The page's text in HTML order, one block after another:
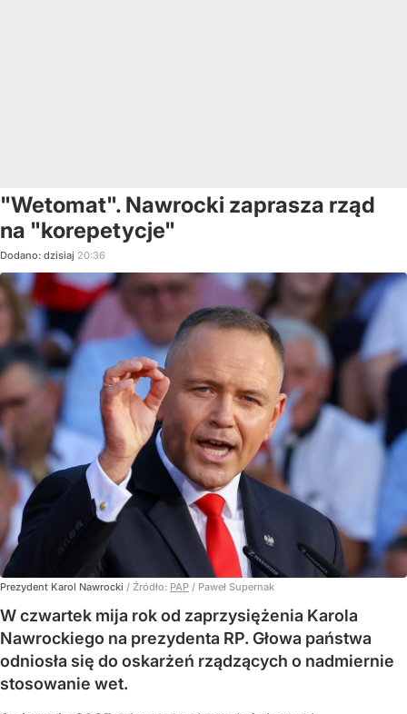
"Wetomat". Nawrocki zaprasza rząd
na "korepetycje"
Dodano: dzisiaj 20:36
Prezydent Karol Nawrocki / Źródło: PAP / Paweł Supernak
W czwartek mija rok od zaprzysiężenia Karola
Nawrockiego na prezydenta RP. Głowa państwa
odniosła się do oskarżeń rządzących o nadmiernie
stosowanie wet.